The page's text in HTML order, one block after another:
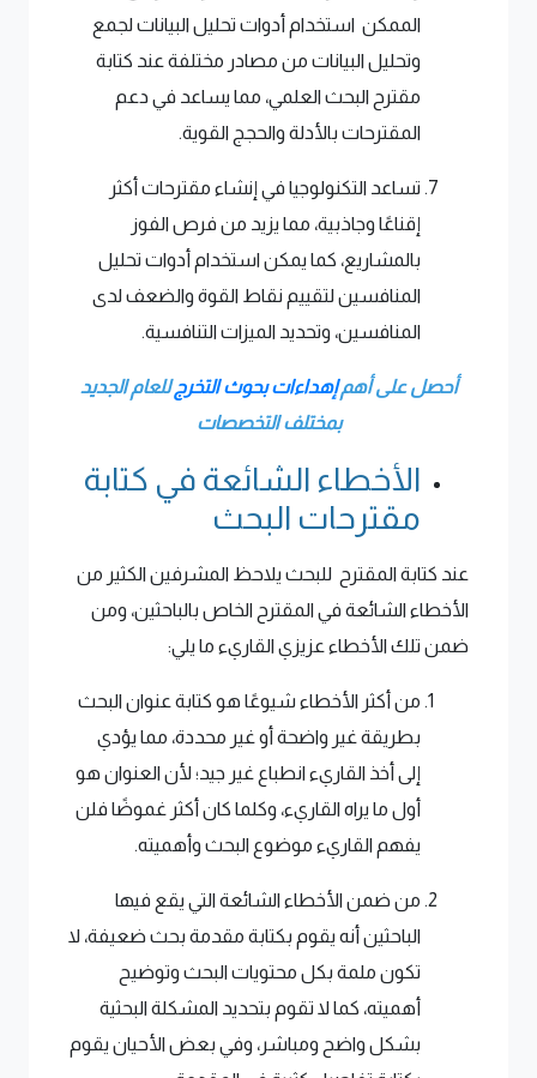
الممكن استخدام أدوات تحليل البيانات لجمع
وتحليل البيانات من مصادر مختلفة عند كتابة
مقترح البحث العلمي، مما يساعد في دعم
المقترحات بالأدلة والحجج القوية.
تساعد التكنولوجيا في إنشاء مقترحات أكثر
إقناعًا وجاذبية، مما يزيد من فرص الفوز
بالمشاريع، كما يمكن استخدام أدوات تحليل
المنافسين لتقييم نقاط القوة والضعف لدى
المنافسين، وتحديد الميزات التنافسية.
أحصل على أهمإهداءات بحوث التخرجللعام الجديد
بمختلف التخصصات
الأخطاء الشائعة في كتابة
مقترحات البحث
عند كتابة المقترح للبحث يلاحظ المشرفين الكثير من
الأخطاء الشائعة في المقترح الخاص بالباحثين، ومن
ضمن تلك الأخطاء عزيزي القاريء ما يلي:
من أكثر الأخطاء شيوعًا هو كتابة عنوان البحث
بطريقة غير واضحة أو غير محددة، مما يؤدي
إلى أخذ القاريء انطباع غير جيد؛ لأن العنوان هو
أول ما يراه القاريء، وكلما كان أكثر غموضًا فلن
يفهم القاريء موضوع البحث وأهميته.
من ضمن الأخطاء الشائعة التي يقع فيها
الباحثين أنه يقوم بكتابة مقدمة بحث ضعيفة، لا
تكون ملمة بكل محتويات البحث وتوضيح
أهميته، كما لا تقوم بتحديد المشكلة البحثية
بشكل واضح ومباشر، وفي بعض الأحيان يقوم